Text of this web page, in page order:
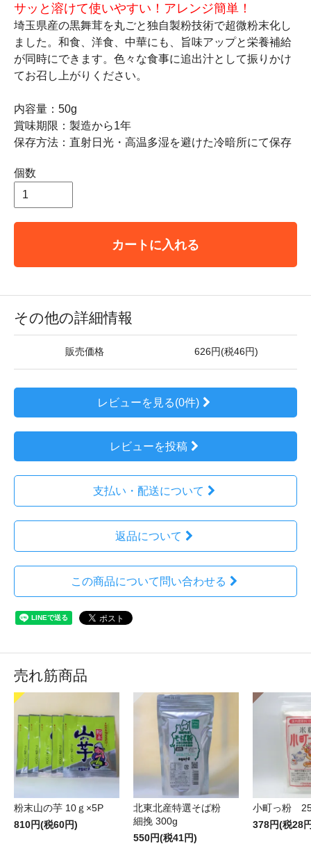
サッと溶けて使いやすい！アレンジ簡単！
埼玉県産の黒舞茸を丸ごと独自製粉技術で超微粉末化し
ました。和食、洋食、中華にも、旨味アップと栄養補給
が同時にできます。色々な食事に追出汁として振りかけ
てお召し上がりください。
内容量：50g
賞味期限：製造から1年
保存方法：直射日光・高温多湿を避けた冷暗所にて保存
個数
カートに入れる
その他の詳細情報
販売価格 626円(税46円)
レビューを見る(0件)
レビューを投稿
支払い・配送について
返品について
この商品について問い合わせる
売れ筋商品
粉末山の芋 10ｇ×5P
810円(税60円)
北東北産特選そば粉
細挽 300g
550円(税41円)
小町っ粉
378円(税28